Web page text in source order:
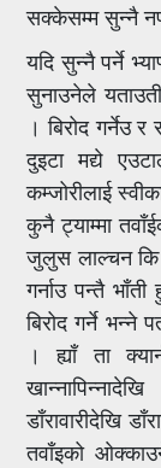
सक्केसम्म सुन्नै
यदि सुन्नै पर्ने
सुनाउनेले
। बिरोद गर्नेउ
दुइटा मद्ये
कम्जोरीलाई
कुनै ट्याम्मा
जुलुस लाल्चन कि
गर्नाउ पन्तै
बिरोद गर्ने भन्ने
। ह्याँ ता
डाँरावारीदेखि
तवाँइको